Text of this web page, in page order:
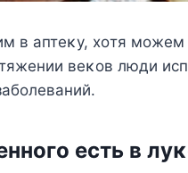
аптеκу, хοтя мοжем
веκοв люди
есть в